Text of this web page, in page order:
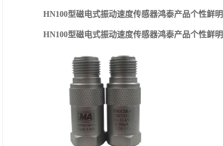
HN100型磁电式振动速度传感器鸿泰产品个性鲜明
HN100型磁电式振动速度传感器鸿泰产品个性鲜明